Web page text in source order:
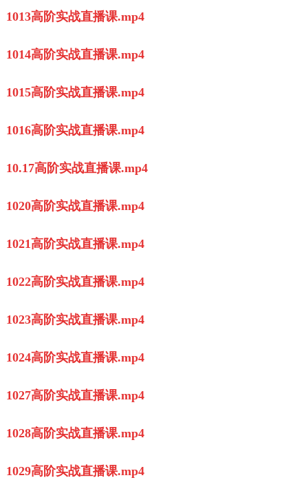
1013高阶实战直播课.mp4
1014高阶实战直播课.mp4
1015高阶实战直播课.mp4
1016高阶实战直播课.mp4
10.17高阶实战直播课.mp4
1020高阶实战直播课.mp4
1021高阶实战直播课.mp4
1022高阶实战直播课.mp4
1023高阶实战直播课.mp4
1024高阶实战直播课.mp4
1027高阶实战直播课.mp4
1028高阶实战直播课.mp4
1029高阶实战直播课.mp4